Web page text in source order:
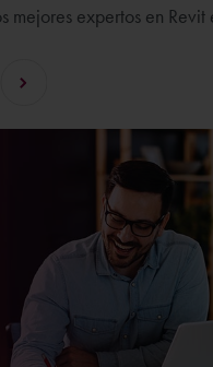
mejores expertos en Revit